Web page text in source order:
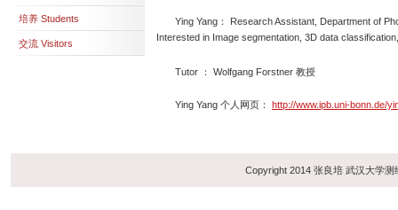
培养 Students
交流 Visitors
Ying Yang： Research Assistant, Department of
Interested in Image segmentation, 3D data
Tutor ： Wolfgang Forstner 教授
Ying Yang 个人网页： http://www.ipb.uni-bonn.de/
Copyright 2014 张良培 武汉大学